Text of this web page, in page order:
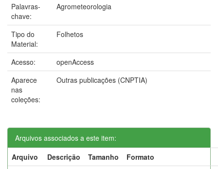
Palavras-
chave:
Agrometeorologia
Tipo do
Material:
Folhetos
Acesso:
openAccess
Aparece
nas
coleções:
Outras publicações (CNPTIA)
Arquivos associados a este item:
Arquivo
Descrição Tamanho
Formato